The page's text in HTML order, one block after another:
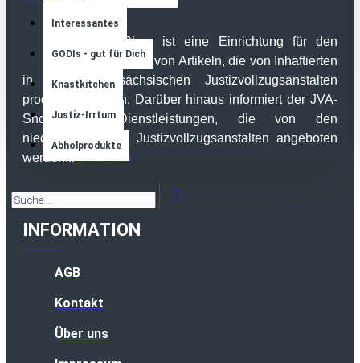
Interessantes
GODIs - gut für Dich
Knastkitchen
Justiz-Irrtum
Abholprodukte
Der JVA-Shop ist eine Einrichtung für den
Online-Verkauf von Artikeln, die von Inhaftierten
in den niedersächsischen Justizvollzugsanstalten
produziert werden. Darüber hinaus informiert der JVA-
Shop über Dienstleistungen, die von den
niedersächsischen Justizvollzugsanstalten angeboten
werden...
Über uns
INFORMATION
AGB
Kontakt
Über uns